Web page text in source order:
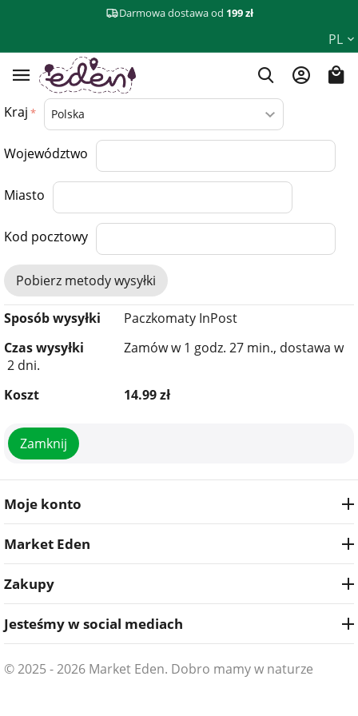
Darmowa dostawa od 199 zł
PL
Kraj
Województwo
Miasto
Kod pocztowy
Pobierz metody wysyłki
Sposób wysyłki
Paczkomaty InPost
Czas wysyłki
Zamów w 1 godz. 27 min., dostawa w​​
2 dni.
Koszt
14.99zł
Zamknij
Moje konto
Market Eden
Zakupy
Jesteśmy w social mediach
© 2025 - 2026 Market Eden. Dobro mamy w naturze